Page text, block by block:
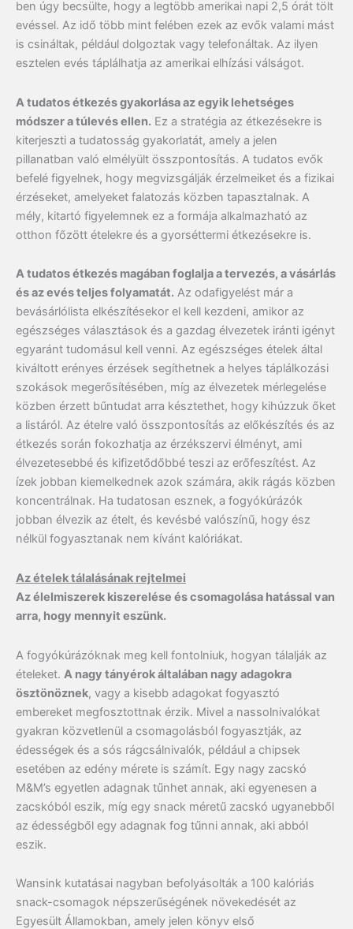
ben úgy becsülte, hogy a legtöbb amerikai napi 2,5 órát tölt
evéssel. Az idő több mint felében ezek az evők valami mást
is csináltak, például dolgoztak vagy telefonáltak. Az ilyen
esztelen evés táplálhatja az amerikai elhízási válságot.
A tudatos étkezés gyakorlása az egyik lehetséges
módszer a túlevés ellen. Ez a stratégia az étkezésekre is
kiterjeszti a tudatosság gyakorlatát, amely a jelen
pillanatban való elmélyült összpontosítás. A tudatos evők
befelé figyelnek, hogy megvizsgálják érzelmeiket és a fizikai
érzéseket, amelyeket falatozás közben tapasztalnak. A
mély, kitartó figyelemnek ez a formája alkalmazható az
otthon főzött ételekre és a gyorséttermi étkezésekre is.
A tudatos étkezés magában foglalja a tervezés, a vásárlás
és az evés teljes folyamatát. Az odafigyelést már a
bevásárlólista elkészítésekor el kell kezdeni, amikor az
egészséges választások és a gazdag élvezetek iránti igényt
egyaránt tudomásul kell venni. Az egészséges ételek által
kiváltott erényes érzések segíthetnek a helyes táplálkozási
szokások megerősítésében, míg az élvezetek mérlegelése
közben érzett bűntudat arra késztethet, hogy kihúzzuk őket
a listáról. Az ételre való összpontosítás az előkészítés és az
étkezés során fokozhatja az érzékszervi élményt, ami
élvezetesebbé és kifizetődőbbé teszi az erőfeszítést. Az
ízek jobban kiemelkednek azok számára, akik rágás közben
koncentrálnak. Ha tudatosan esznek, a fogyókúrázók
jobban élvezik az ételt, és kevésbé valószínű, hogy ész
nélkül fogyasztanak nem kívánt kalóriákat.
Az ételek tálalásának rejtelmei
Az élelmiszerek kiszerelése és csomagolása hatással van
arra, hogy mennyit eszünk.
A fogyókúrázóknak meg kell fontolniuk, hogyan tálalják az
ételeket. A nagy tányérok általában nagy adagokra
ösztönöznek, vagy a kisebb adagokat fogyasztó
embereket megfosztottnak érzik. Mivel a nassolnivalókat
gyakran közvetlenül a csomagolásból fogyasztják, az
édességek és a sós rágcsálnivalók, például a chipsek
esetében az edény mérete is számít. Egy nagy zacskó
M&M’s egyetlen adagnak tűnhet annak, aki egyenesen a
zacskóból eszik, míg egy snack méretű zacskó ugyanebből
az édességből egy adagnak fog tűnni annak, aki abból
eszik.
Wansink kutatásai nagyban befolyásolták a 100 kalóriás
snack-csomagok népszerűségének növekedését az
Egyesült Államokban, amely jelen könyv első